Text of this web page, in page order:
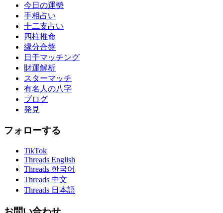
今日の運勢
手相占い
十二支占い
四柱推命
縁分合盤
日干マッチング
財運解析
スターマッチ
有名人の八字
ブログ
発見
フォローする
TikTok
Threads English
Threads 한국어
Threads 中文
Threads 日本語